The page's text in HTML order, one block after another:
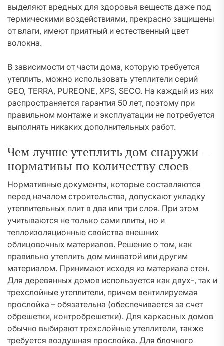
выделяют вредных для здоровья веществ даже под
термическими воздействиями, прекрасно защищены
от влаги, имеют приятный и естественный цвет
волокна.
В зависимости от части дома, которую требуется
утеплить, можно использовать утеплители серий
GEO, TERRA, PUREONE, XPS, SECO. На каждый из них
распространяется гарантия 50 лет, поэтому при
правильном монтаже и эксплуатации не потребуется
выполнять никаких дополнительных работ.
Чем лучше утеплить дом снаружи –
нормативы по количеству слоев
Нормативные документы, которые составляются
перед началом строительства, допускают укладку
утеплительных плит в два или три слоя. При этом
учитываются не только сами плиты, но и
теплоизоляционные свойства внешних
облицовочных материалов. Решение о том, как
правильно утеплить дом минватой или другим
материалом. Принимают исходя из материала стен.
Для деревянных домов используется как двух-, так и
трехслойные утеплители, причем вентилируемая
прослойка – обязательна (обеспечивается за счет
обрешетки, контробрешетки). Для каркасных домов
обычно выбирают трехслойные утеплители, также
требуется воздушная прослойка. Для блочного